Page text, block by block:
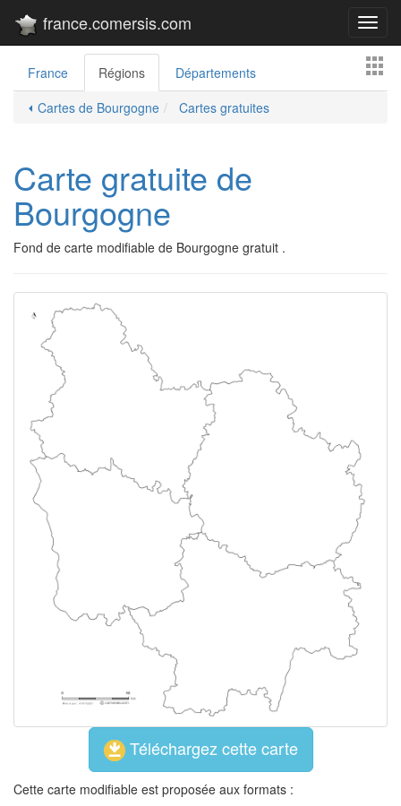
france.comersis.com
France Régions
Départements
⏴ Cartes de Bourgogne
Cartes gratuites
Carte gratuite de
Bourgogne
Fond de carte modifiable de Bourgogne gratuit .
Téléchargez cette carte
Cette carte modifiable est proposée aux formats :